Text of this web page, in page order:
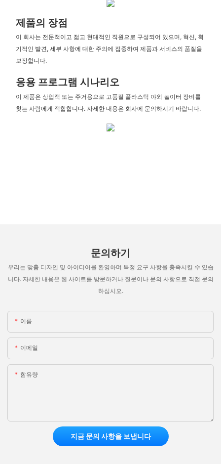
제품의 장점
이 회사는 전문적이고 젊고 현대적인 직원으로 구성되어 있으며, 혁신, 획
기적인 발견, 세부 사항에 대한 주의에 집중하여 제품과 서비스의 품질을
보장합니다.
응용 프로그램 시나리오
이 제품은 상업적 또는 주거용으로 고품질 플라스틱 야외 놀이터 장비를
찾는 사람에게 적합합니다. 자세한 내용은 회사에 문의하시기 바랍니다.
문의하기
우리는 맞춤 디자인 및 아이디어를 환영하며 특정 요구 사항을 충족시킬 수 있습
니다. 자세한 내용은 웹 사이트를 방문하거나 질문이나 문의 사항으로 직접 문의
하십시오.
이름
이메일
함유량
지금 문의 사항을 보냅니다